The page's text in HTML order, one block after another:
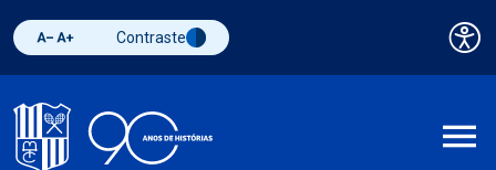
Diminuir fonte
Aumentar fonteAlternar contraste
Contraste